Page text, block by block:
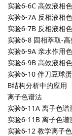
实验6-6C 高效液相
实验6-7A 反相液相
实验6-7B 反相液相
实验6-8 固相萃取-
实验6-9A 亲水作用
实验6-9B 高效液相
实验6-10 伴刀豆球
B结构分析中的应用
离子色谱法
实验6-11A 离子色
实验6-11B 离子色
实验6-12 教学离子